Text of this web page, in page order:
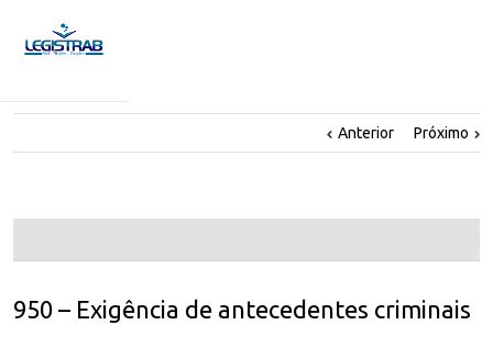
Anterior Próximo
950 – Exigência de antecedentes criminais